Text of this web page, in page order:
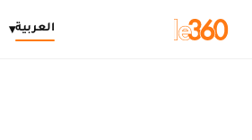
العربية▾